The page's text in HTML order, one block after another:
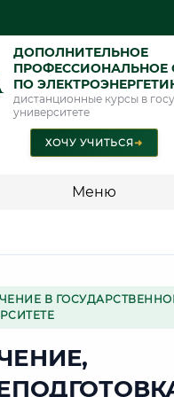
ДОПОЛНИТЕЛЬНОЕ
ПРОФЕССИОНАЛЬНОЕ
ПО
дистанционные курсы в
университете
ХОЧУ УЧИТЬСЯ➜
Меню
🌾
Г. ЭНГЕЛЬС
В